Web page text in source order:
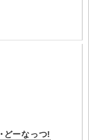
どーなっつ!